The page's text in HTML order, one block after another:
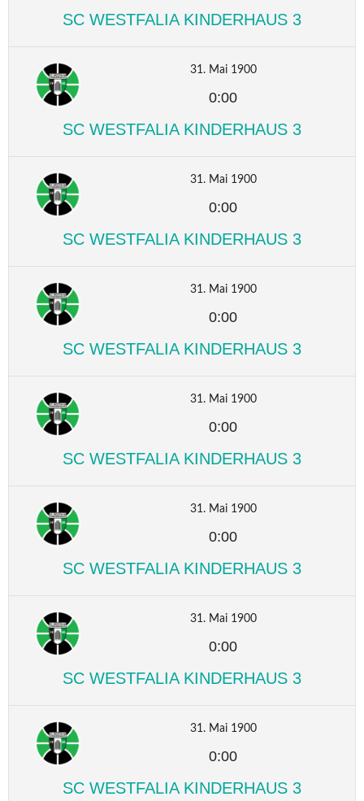
SC WESTFALIA KINDERHAUS 3
31. Mai 1900
0:00
SC WESTFALIA KINDERHAUS 3
31. Mai 1900
0:00
SC WESTFALIA KINDERHAUS 3
31. Mai 1900
0:00
SC WESTFALIA KINDERHAUS 3
31. Mai 1900
0:00
SC WESTFALIA KINDERHAUS 3
31. Mai 1900
0:00
SC WESTFALIA KINDERHAUS 3
31. Mai 1900
0:00
SC WESTFALIA KINDERHAUS 3
31. Mai 1900
0:00
SC WESTFALIA KINDERHAUS 3